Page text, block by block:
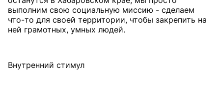
выполним свою социальную миссию - сделаем
что-то для своей территории, чтобы закрепить на
ней грамотных, умных людей.
Внутренний стимул